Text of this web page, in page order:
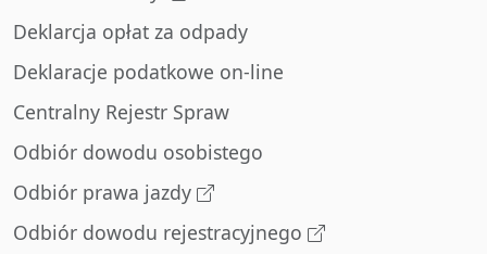
Deklarcja opłat za odpady
Deklaracje podatkowe on-line
Centralny Rejestr Spraw
Odbiór dowodu osobistego
Odbiór prawa jazdy
Odbiór dowodu rejestracyjnego